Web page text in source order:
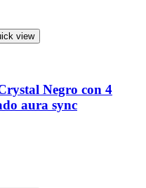
view
Negro con 4
aura sync